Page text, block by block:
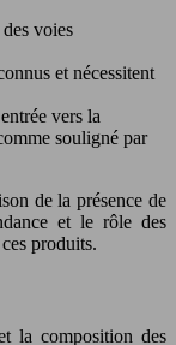
voies
et nécessitent
vers la
souligné par
de la présence de
et le rôle des
produits.
la composition des